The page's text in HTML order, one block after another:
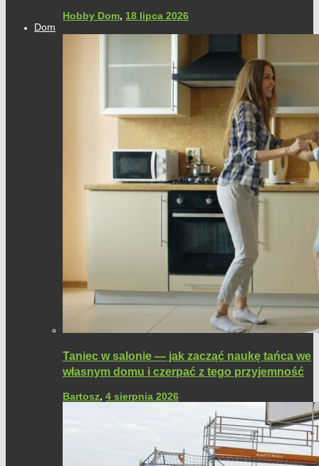
Hobby Dom, 18 lipca 2026
Dom
Taniec w salonie — jak zacząć naukę tańca we
własnym domu i czerpać z tego przyjemność
Bartosz, 4 sierpnia 2026